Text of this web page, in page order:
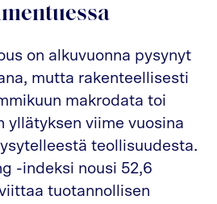
on alkuvuonna pysynyt
mutta rakenteellisesti
makrodata toi
yllätyksen viime vuosina
teollisuudesta.
-indeksi nousi 52,6
tuotannollisen